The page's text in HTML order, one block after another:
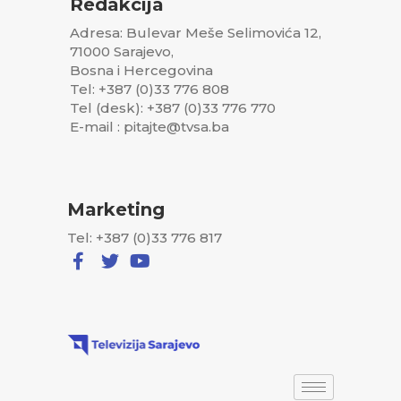
presudama Hrvatska počinila udruženi zločinački poduhvat u
BiH, a Srbija to nije.
“To je zaista jedan ogroman nonsens i to su poruke koje
Međunarodna zajednica šalje javnosti. E, to vam je po meni isti
slučaj u dokazivanju genocida, recimo u Prijedoru u odnosu na
Srebrenicu”, navodi Nožica.
grupa. Među tim ubistvima navode se 144 osobe u Biljanima u
popravnom domu Foča, ubistvo oko 150 ljudi u logoru
“Keraterm”, pored Prijedora, i ubistvo najviše 140 zatvorenika
osuđen na doživotnu kaznu zatvora za genocid u Srebrenici,
uzimanje pripadnika UNPROFOR-a za taoce, ali je oslobođen
Adresa: Bulevar Meše Selimovića 12,
71000 Sarajevo,
Bosna i Hercegovina
Tel: +387 (0)33 776 808
Tel (desk): +387 (0)33 776 770
E-mail : pitajte@tvsa.ba
Marketing
Tel: +387 (0)33 776 817